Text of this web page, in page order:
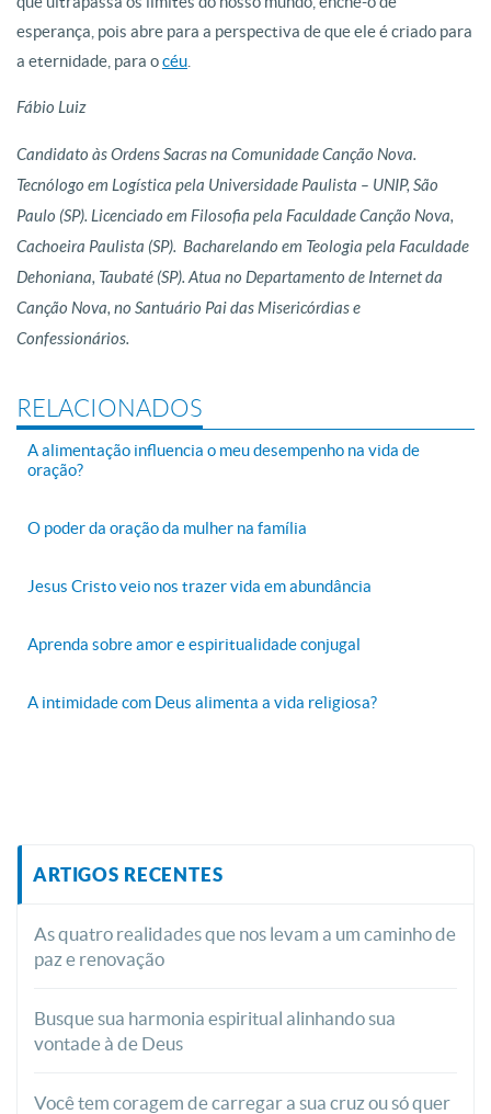
esperança, pois abre para a perspectiva de que ele é criado para
a eternidade, para océu
Fábio Luiz
Candidato às Ordens Sacras na Comunidade Canção Nova.
Tecnólogo em Logística pela Universidade Paulista – UNIP, São
Paulo (SP). Licenciado em Filosofia pela Faculdade Canção Nova,
Cachoeira Paulista (SP). Bacharelando em Teologia pela Faculdade
Dehoniana, Taubaté (SP). Atua no Departamento de Internet da
Canção Nova, no Santuário Pai das Misericórdias e
Confessionários.
RELACIONADOS
A alimentação influencia o meu desempenho na vida de
oração?
O poder da oração da mulher na família
Jesus Cristo veio nos trazer vida em abundância
Aprenda sobre amor e espiritualidade conjugal
A intimidade com Deus alimenta a vida religiosa?
ARTIGOS RECENTES
As quatro realidades que nos levam a um caminho de
paz e renovação
Busque sua harmonia espiritual alinhando sua
vontade à de Deus
Você tem coragem de carregar a sua cruz ou só quer